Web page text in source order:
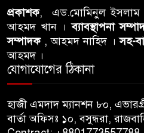
আবু
মত
প্রকাশক, এড.মোমিনুল ইসলাম
আহমদ খান ।ব্যাবস্থাপনা
সম্পাদক, আহমদ নাহিদ ।সহ-
আহমদ ।
যোগাযোগের ঠিকানা
হাজী এমদাদ ম্যানশন ৮০,
বার্তা অফিসঃ ১০, বসুন্ধরা,